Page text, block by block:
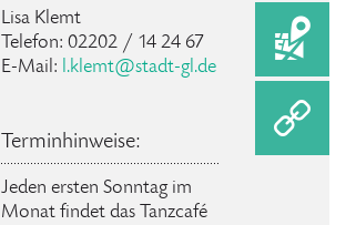
Lisa Klemt
Telefon: 02202 / 14 24 67
E-Mail: l.klemt@stadt-gl.de
Terminhinweise:
Jeden ersten Sonntag im
Monat findet das Tanzcafé